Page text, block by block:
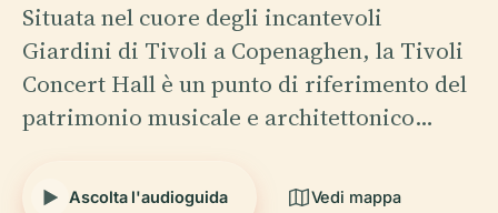
Situata nel cuore degli incantevoli
Giardini di Tivoli a Copenaghen, la Tivoli
Concert Hall è un punto di riferimento del
patrimonio musicale e architettonico…
Ascolta l'audioguida Vedi mappa